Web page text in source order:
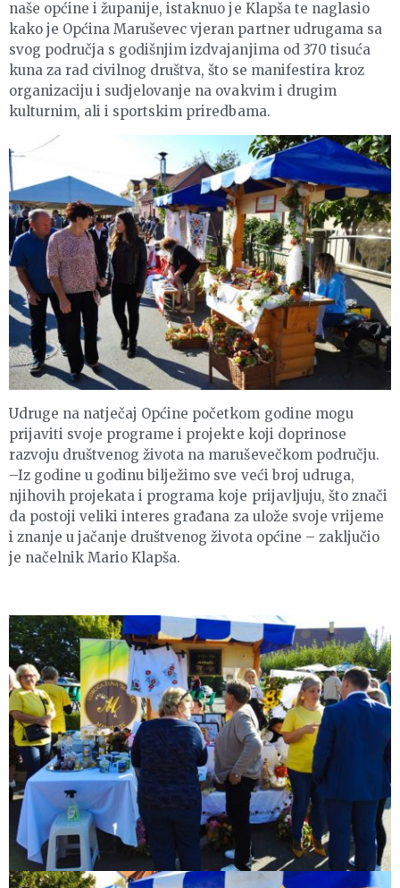
naše općine i županije, istaknuo je Klapša te naglasio
kako je Općina Maruševec vjeran partner udrugama sa
svog područja s godišnjim izdvajanjima od 370 tisuća
kuna za rad civilnog društva, što se manifestira kroz
organizaciju i sudjelovanje na ovakvim i drugim
kulturnim, ali i sportskim priredbama.
Udruge na natječaj Općine početkom godine mogu
prijaviti svoje programe i projekte koji doprinose
razvoju društvenog života na maruševečkom području.
–Iz godine u godinu bilježimo sve veći broj udruga,
njihovih projekata i programa koje prijavljuju, što znači
da postoji veliki interes građana za ulože svoje vrijeme
i znanje u jačanje društvenog života općine – zaključio
je načelnik Mario Klapša.